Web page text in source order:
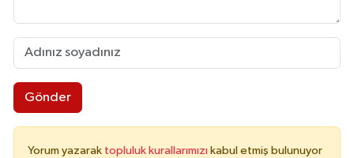
Gönder
Yorum yazarak topluluk kurallarımızı kabul etmiş bulunuyor